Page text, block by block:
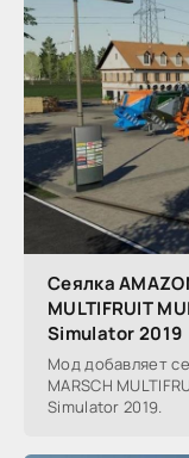
Сеялка
MULTIFRUIT
Simulator 2019
Мод добавляет
MARSCH
Simulator 2019.